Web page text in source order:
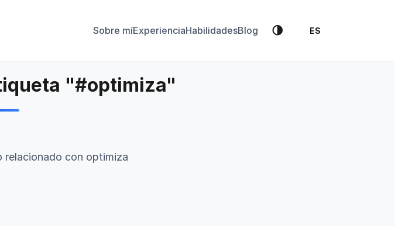
Sobre míExperienciaHabilidadesBlog 🌗 ES
"#optimiza"
relacionado con optimiza